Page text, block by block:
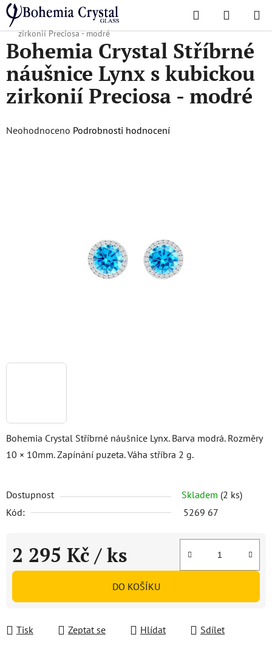
Přejít
na
obsah
Hledat
KOŠÍK
Domů
/ Šperky
Bohemia Crystal Stříbrné náušnice Lynx s kubickou
zirkonií Preciosa - modré
Bohemia Crystal Stříbrné náušnice Lynx. Barva modrá. Rozměry
10 × 10mm. Zapínání puzeta. Váha stříbra 2 g.
Dostupnost Skladem (2 ks)
Kód:
5269 67
2 295 Kč / ks
Měrná cena:
DO KOŠÍKU
Tisk Zeptat se Hlídat Sdílet
Bohemia Crystal Stříbrné
náušnice Lynx s kubickou
zirkonií Preciosa - modré
Průměrné
Neohodnoceno Podrobnosti hodnocení